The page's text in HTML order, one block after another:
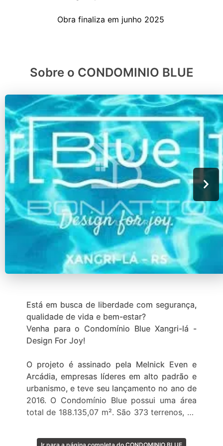
Sobre o CONDOMINIO BLUE
Está em busca de liberdade com segurança,
qualidade de vida e bem-estar?
Venha para o Condomínio Blue Xangri-lá -
Design For Joy!
O projeto é assinado pela Melnick Even e
Arcádia, empresas líderes em alto padrão e
urbanismo, e teve seu lançamento no ano de
2016. O Condomínio Blue possui uma área
total de 188.135,07 m². São 373 terrenos, de
prontas para quem gosta de vivenciar